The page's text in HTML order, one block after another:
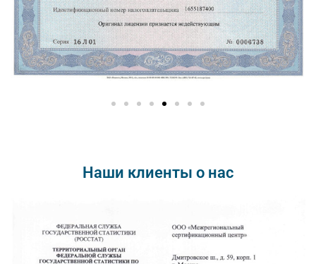
Наши клиенты о нас